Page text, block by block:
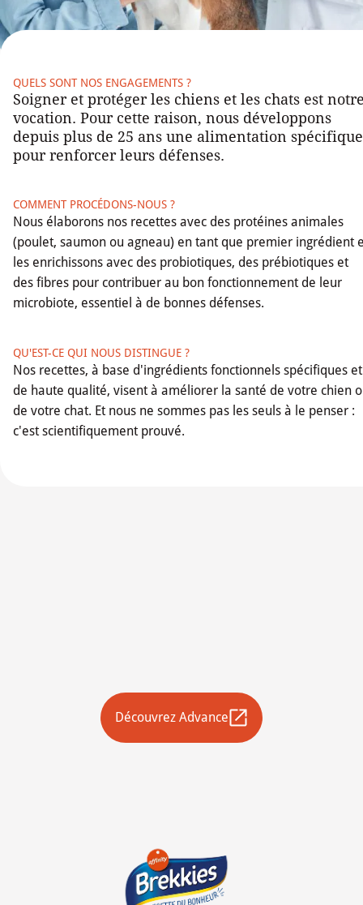
QUELS SONT NOS ENGAGEMENTS ?
Soigner et protéger les chiens et les chats est
vocation. Pour cette raison, nous développons
depuis plus de 25 ans une alimentation spécifique
pour renforcer leurs défenses.
COMMENT PROCÉDONS-NOUS ?
Nous élaborons nos recettes avec des protéines animales
(poulet, saumon ou agneau) en tant que premier ingrédient
les enrichissons avec des probiotiques, des prébiotiques et
des fibres pour contribuer au bon fonctionnement de leur
microbiote, essentiel à de bonnes défenses.
QU'EST-CE QUI NOUS DISTINGUE ?
Nos recettes, à base d'ingrédients fonctionnels spécifiques et
de haute qualité, visent à améliorer la santé de votre chien
de votre chat. Et nous ne sommes pas les seuls à le penser :
c'est scientifiquement prouvé.
Découvrez Advance